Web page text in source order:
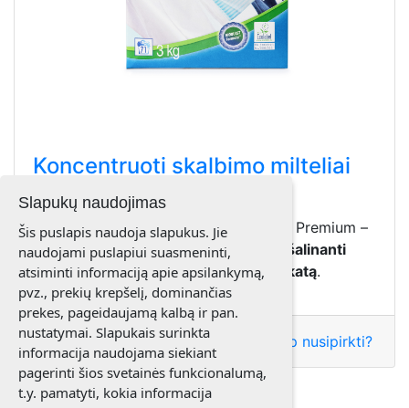
Koncentruoti skalbimo milteliai
SA8™ Premium
Koncentruoti skalbimo milteliai SA8™ Premium –
tvari skalbimo priemonė,efektyviai
šalinanti
dėmesirturinti ES „Ecolabel“ sertifikatą.
Sužinokite kainą 🎯 Kaip nusipirkti?
Slapukų naudojimas
Šis puslapis naudoja slapukus. Jie
naudojami puslapiui suasmeninti,
atsiminti informaciją apie apsilankymą,
pvz., prekių krepšelį, dominančias
prekes, pageidaujamą kalbą ir pan.
nustatymai. Slapukais surinkta
informacija naudojama siekiant
pagerinti šios svetainės funkcionalumą,
t.y. pamatyti, kokia informacija